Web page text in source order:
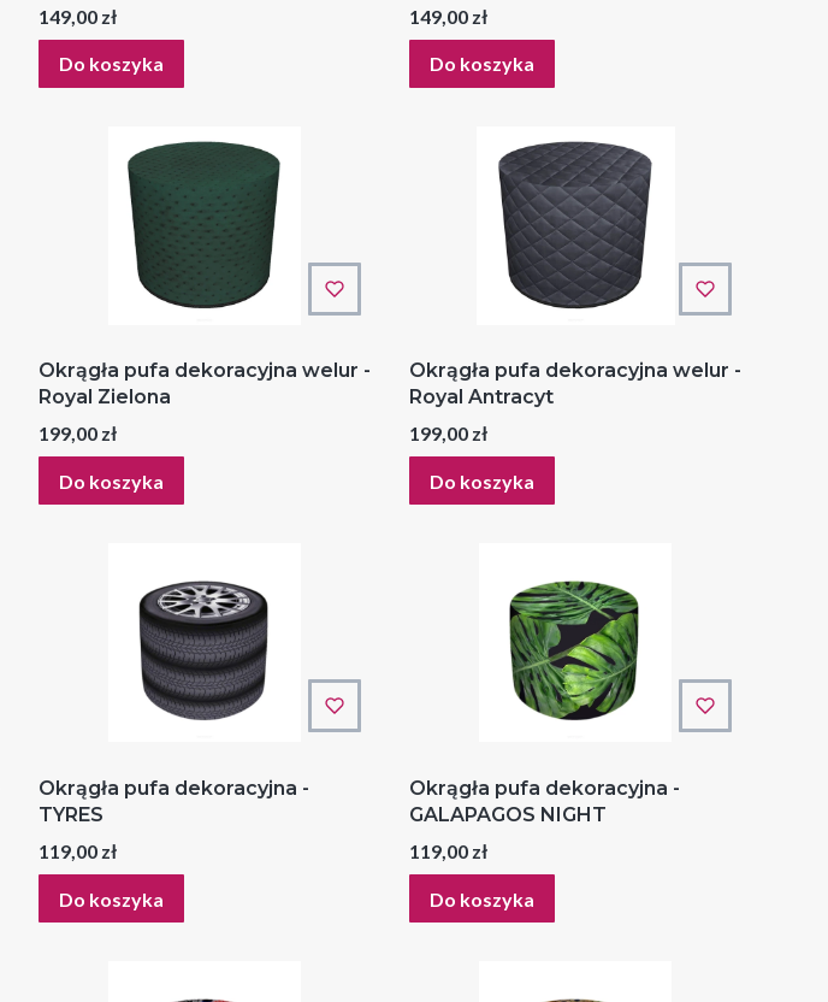
Cena
149,00 zł
Do koszyka
Cena
149,00 zł
Do koszyka
Okrągła pufa dekoracyjna welur -
Royal Zielona
Cena
199,00 zł
Do koszyka
Okrągła pufa dekoracyjna welur -
Royal Antracyt
Cena
199,00 zł
Do koszyka
Okrągła pufa dekoracyjna -
TYRES
Cena
119,00 zł
Do koszyka
Okrągła pufa dekoracyjna -
GALAPAGOS NIGHT
Cena
119,00 zł
Do koszyka